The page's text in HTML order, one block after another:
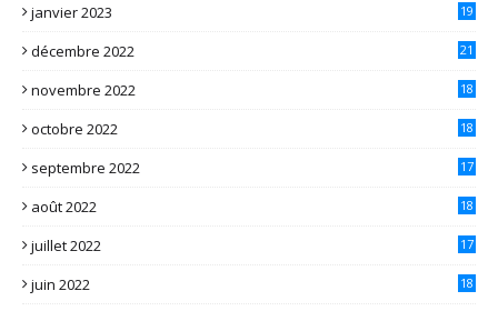
janvier 2023 19
décembre 2022 21
novembre 2022 18
octobre 2022 18
septembre 2022 17
août 2022 18
juillet 2022 17
juin 2022 18